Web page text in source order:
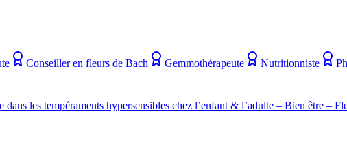
Conseiller en fleurs de Bach Gemmothérapeute Nutritionniste
dans les tempéraments hypersensibles chez l’enfant & l’adulte – Bien être –